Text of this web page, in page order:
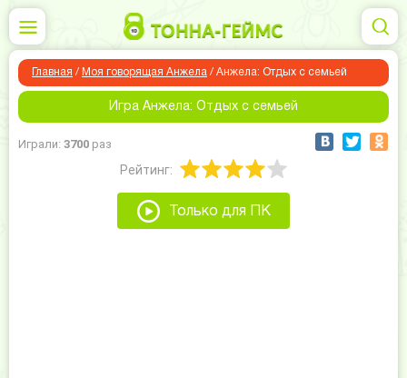
Главная / Моя говорящая Анжела / Анжела: Отдых с семьей
Игра Анжела: Отдых с семьей
Играли: 3700 раз
Рейтинг:
Только для ПК